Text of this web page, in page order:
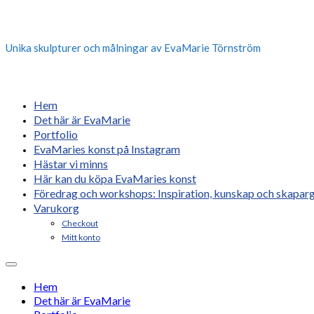
Unika skulpturer och målningar av EvaMarie Törnström
Hem
Det här är EvaMarie
Portfolio
EvaMaries konst på Instagram
Hästar vi minns
Här kan du köpa EvaMaries konst
Föredrag och workshops: Inspiration, kunskap och
Varukorg
Checkout
Mitt konto
Hem
Det här är EvaMarie